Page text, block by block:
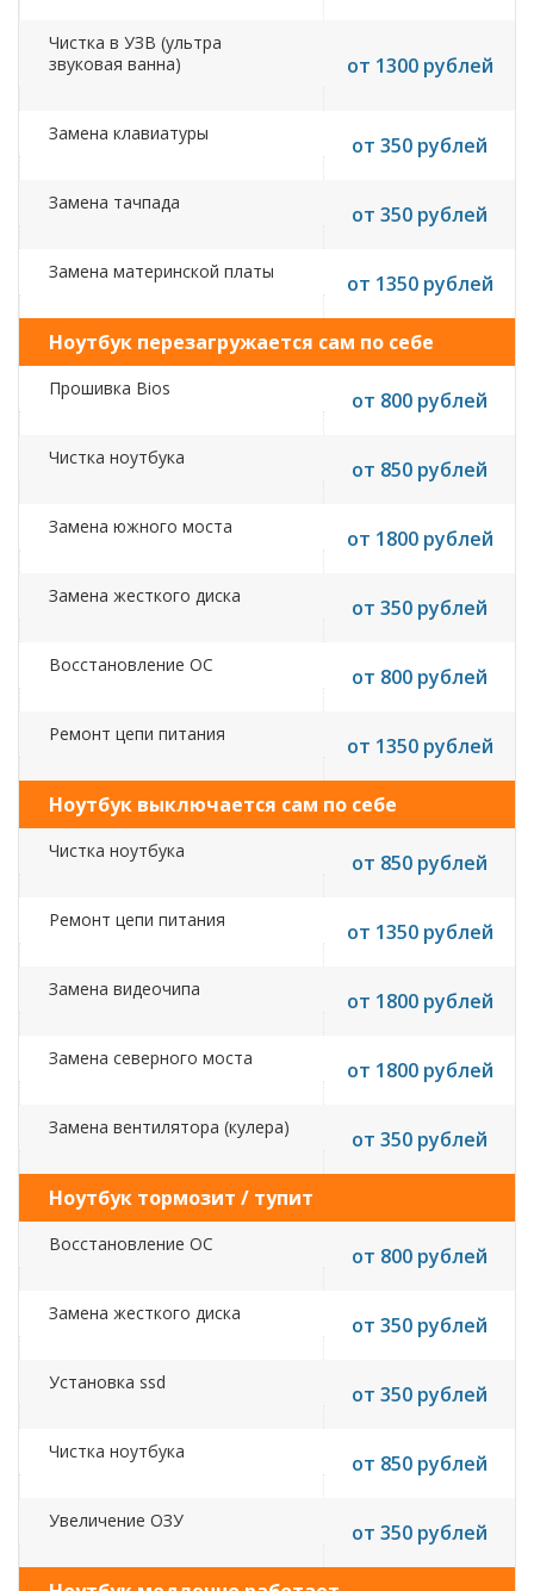
Чистка в УЗВ (ультра
звуковая ванна)
от 1300 рублей
Замена клавиатуры от 350 рублей
Замена тачпада от 350 рублей
Замена материнской платы от 1350 рублей
Ноутбук перезагружается сам по себе
Прошивка Bios от 800 рублей
Чистка ноутбука от 850 рублей
Замена южного моста от 1800 рублей
Замена жесткого диска от 350 рублей
Восстановление ОС от 800 рублей
Ремонт цепи питания от 1350 рублей
Ноутбук выключается сам по себе
Чистка ноутбука от 850 рублей
Ремонт цепи питания от 1350 рублей
Замена видеочипа от 1800 рублей
Замена северного моста от 1800 рублей
Замена вентилятора (кулера) от 350 рублей
Ноутбук тормозит / тупит
Восстановление ОС от 800 рублей
Замена жесткого диска от 350 рублей
Установка ssd от 350 рублей
Чистка ноутбука от 850 рублей
Увеличение ОЗУ от 350 рублей